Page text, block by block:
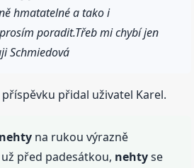
hmatatelné a tako i
poradit.Třeb mi chybí jen
Schmiedová
přidal uživatel Karel.
nehty na rukou výrazně
před padesátkou, nehtyse